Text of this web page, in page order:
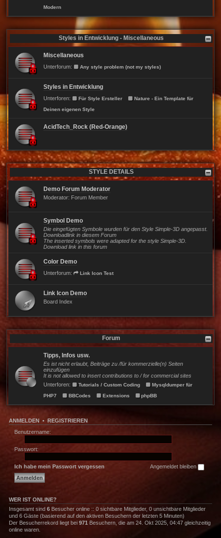
Modern
Styles in Entwicklung - Miscellaneous
Miscellaneous
Unterforum: Any style problem (not my styles)
Styles in Entwicklung
Unterforen: Für Style Ersteller
Nature - Ein Template für
Deinen eigenen Style
AcidTech_Rock (Red-Orange)
STYLE DETAILS
Demo Forum Moderator
Moderator: Forum Member
Symbol Demo
Die eingefügten Symbole wurden für den Style Simple-3D angepasst.
Downloadlink in diesem Forum
The inserted symbols were adapted for the style Simple-3D.
Download link in this forum
Color Demo
Unterforum: Link Icon Test
Link Icon Demo
Board Index
Forum
Tipps, Infos usw.
Es ist nicht erlaubt, Beiträge zu /für kommerzielle(n) Seiten
einzufügen
It is not allowed to insert contributions to / for commercial sites
Unterforen:
Tutorials / Custom Coding
Mysqldumper für
PHP7
BBCodes Extensions phpBB
ANMELDEN• REGISTRIEREN
Benutzername:
Passwort:
Ich habe mein Passwort vergessen Angemeldet bleiben
WER IST ONLINE?
Insgesamt sind 6Besucher online :: 0 sichtbare Mitglieder, 0 unsichtbare Mitglieder
und 6 Gäste (basierend auf den aktiven Besuchern der letzten 5 Minuten)
Der Besucherrekord liegt bei 971 Besuchern, die am 24. Okt 2025, 04:47 gleichzeitig
online waren.